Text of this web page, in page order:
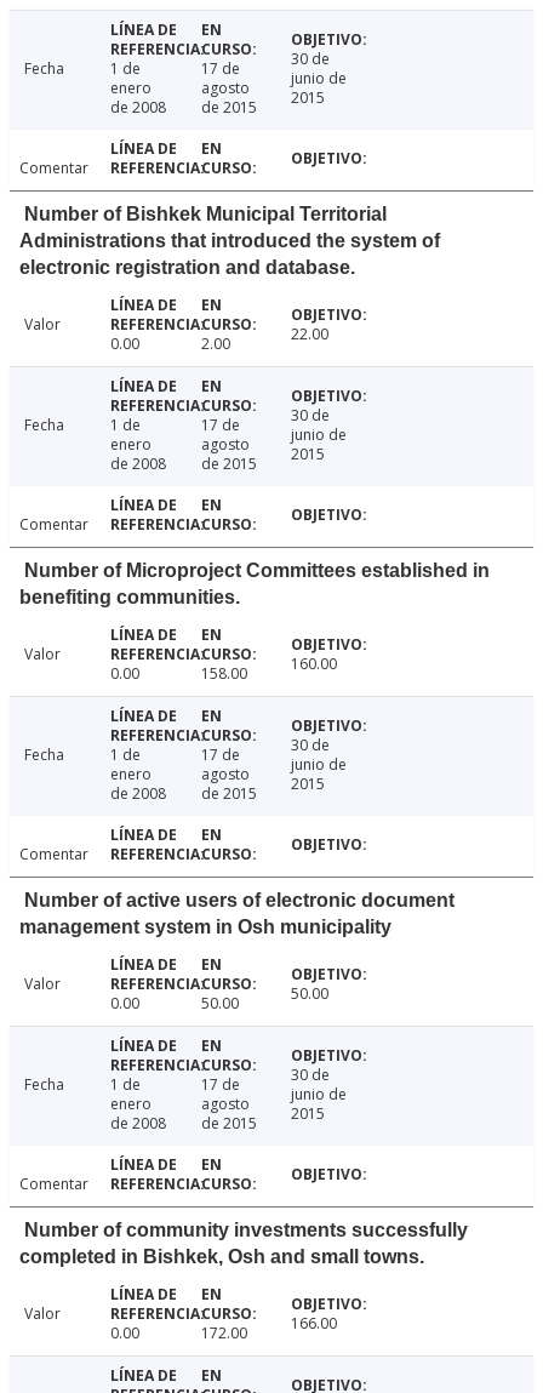
Fecha
1 de
enero
de 2008
17 de
agosto
de 2015
30 de
junio de
2015
Comentar
Number of Bishkek Municipal Territorial
Administrations that introduced the system of
electronic registration and database.
Valor
0.00
2.00 22.00
Fecha
1 de
enero
de 2008
17 de
agosto
de 2015
30 de
junio de
2015
Comentar
Number of Microproject Committees established in
benefiting communities.
Valor
0.00
158.00 160.00
Fecha
1 de
enero
de 2008
17 de
agosto
de 2015
30 de
junio de
2015
Comentar
Number of active users of electronic document
management system in Osh municipality
Valor
0.00
50.00 50.00
Fecha
1 de
enero
de 2008
17 de
agosto
de 2015
30 de
junio de
2015
Comentar
Number of community investments successfully
completed in Bishkek, Osh and small towns.
Valor
0.00
172.00 166.00